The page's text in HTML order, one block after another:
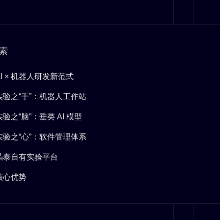
× 机器人研发新范式
验之“手”：机器人工作站
验之“脑”：垂类 AI 模型
验之“心”：软件管理体系
泰自有实验平台
心优势